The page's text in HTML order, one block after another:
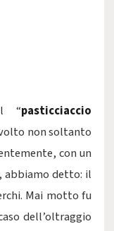
“pasticciaccio
non soltanto
con un
abbiamo detto: il
Mai motto fu
dell’oltraggio